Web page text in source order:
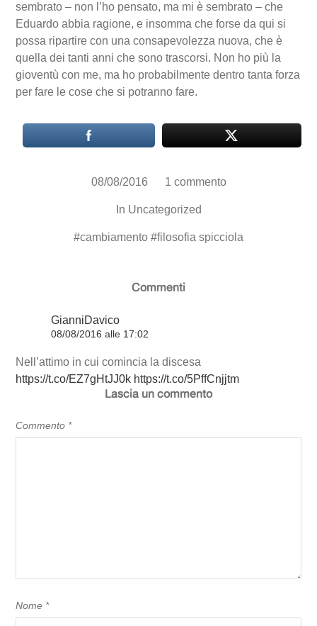
sembrato – non l’ho pensato, ma mi è sembrato – che
Eduardo abbia ragione, e insomma che forse da qui si
possa ripartire con una consapevolezza nuova, che è
quella dei tanti anni che sono trascorsi. Non ho più la
gioventù con me, ma ho probabilmente dentro tanta forza
per fare le cose che si potranno fare.
08/08/2016 1 commento
In Uncategorized
#cambiamento #filosofia spicciola
Commenti
GianniDavico
08/08/2016 alle 17:02
Nell’attimo in cui comincia la discesa
https://t.co/EZ7gHtJJ0k https://t.co/5PffCnjjtm
Lascia un commento
Commento *
Nome *